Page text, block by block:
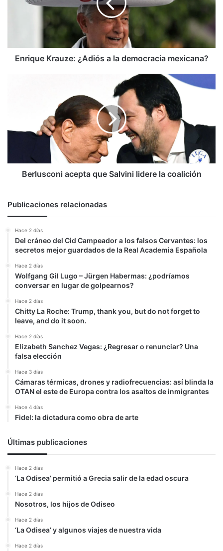
Enrique Krauze: ¿Adiós a la democracia mexicana?
la
Berlusconi acepta que Salvini lidere la coalición
Publicaciones relacionadas
Hace 2 días
Del cráneo del Cid Campeador a los falsos Cervantes: los
secretos mejor guardados de la Real Academia Española
Hace 2 días
Wolfgang Gil Lugo – Jürgen Habermas: ¿podríamos
conversar en lugar de golpearnos?
Hace 2 días
Chitty La Roche: Trump, thank you, but do not forget to
leave, and do it soon.
Hace 2 días
Elizabeth Sanchez Vegas: ¿Regresar o renunciar? Una
falsa elección
Hace 3 días
Cámaras térmicas, drones y radiofrecuencias: así blinda la
OTAN el este de Europa contra los asaltos de inmigrantes
Hace 4 días
Fidel: la dictadura como obra de arte
Últimas publicaciones
Hace 2 días
‘La Odisea’ permitió a Grecia salir de la edad oscura
Hace 2 días
Nosotros, los hijos de Odiseo
Hace 2 días
‘La Odisea’ y algunos viajes de nuestra vida
Hace 2 días